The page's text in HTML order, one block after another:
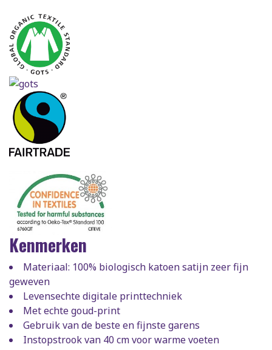
Kenmerken
Materiaal: 100% biologisch katoen satijn zeer fijn
geweven
Levensechte digitale printtechniek
Met echte goud-print
Gebruik van de beste en fijnste garens
Instopstrook van 40 cm voor warme voeten